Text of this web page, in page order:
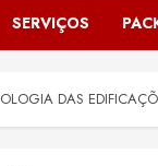
SERVIÇOS
DAS